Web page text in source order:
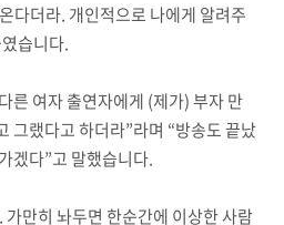
다더라. 개인적으로 나에게 알려주
습니다.
른 여자 출연자에게 (제가) 부자 만
그랬다고 하더라”라며 “방송도 끝났
겠다”고 말했습니다.
만히 놔두면 한순간에 이상한 사람